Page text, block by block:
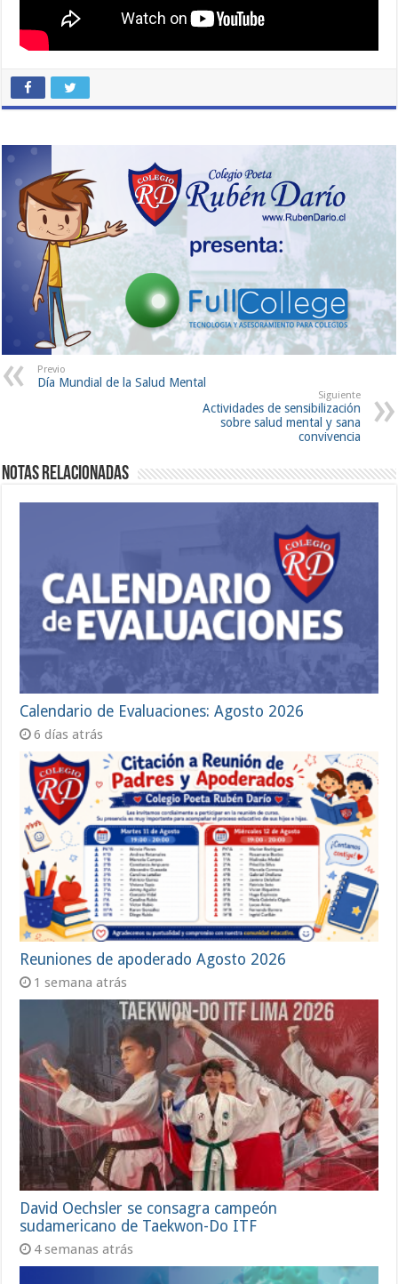
Previo
Día Mundial de la Salud Mental
Siguiente
Actividades de sensibilización
sobre salud mental y sana
convivencia
Notas Relacionadas
Calendario de Evaluaciones: Agosto 2026
6 días atrás
Reuniones de apoderado Agosto 2026
1 semana atrás
David Oechsler se consagra campeón
sudamericano de Taekwon-Do ITF
4 semanas atrás